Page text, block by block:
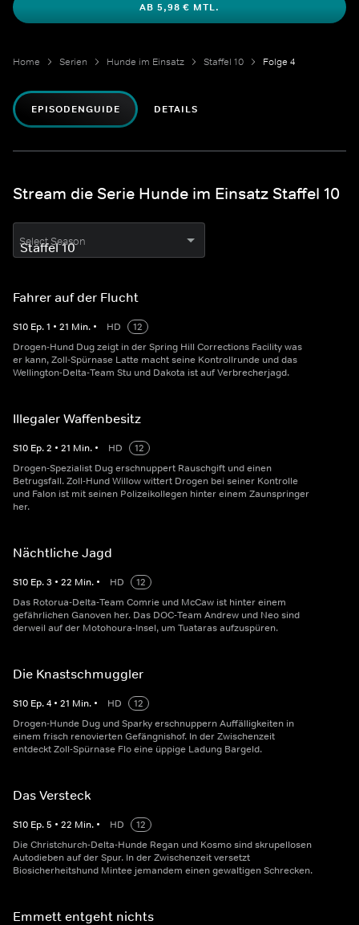
AB 5,98 € MTL.
Home Serien Hunde im Einsatz Staffel 10 Folge 4
EPISODENGUIDE DETAILS
Stream die Serie Hunde im Einsatz Staffel 10
Select Season
Fahrer auf der Flucht
S10 Ep.1 • 21 Min. • HD
12
Drogen-Hund Dug zeigt in der Spring Hill Corrections Facility was
er kann, Zoll-Spürnase Latte macht seine Kontrollrunde und das
Wellington-Delta-Team Stu und Dakota ist auf Verbrecherjagd.
Illegaler Waffenbesitz
S10 Ep.2 • 21 Min. • HD
12
Drogen-Spezialist Dug erschnuppert Rauschgift und einen
Betrugsfall. Zoll-Hund Willow wittert Drogen bei seiner Kontrolle
und Falon ist mit seinen Polizeikollegen hinter einem Zaunspringer
her.
Nächtliche Jagd
S10 Ep.3 • 22 Min. • HD
12
Das Rotorua-Delta-Team Comrie und McCaw ist hinter einem
gefährlichen Ganoven her. Das DOC-Team Andrew und Neo sind
derweil auf der Motohoura-Insel, um Tuataras aufzuspüren.
Die Knastschmuggler
S10 Ep.4 • 21 Min. • HD
12
Drogen-Hunde Dug und Sparky erschnuppern Auffälligkeiten in
einem frisch renovierten Gefängnishof. In der Zwischenzeit
entdeckt Zoll-Spürnase Flo eine üppige Ladung Bargeld.
Das Versteck
S10 Ep.5 • 22 Min. • HD
12
Die Christchurch-Delta-Hunde Regan und Kosmo sind skrupellosen
Autodieben auf der Spur. In der Zwischenzeit versetzt
Biosicherheitshund Mintee jemandem einen gewaltigen Schrecken.
Emmett entgeht nichts